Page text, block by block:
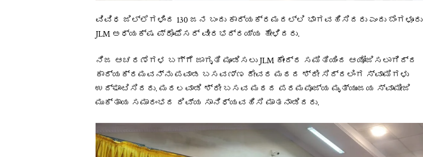
ವಿವಿಧ ಜಿಲ್ಲೆಗಳಿಂದ 130 ಜನ ಬಂದು ಕಾರ್ಯಕ್ರಮದಲ್ಲಿ ಭಾಗವಹಿಸಿದರು ಎಂದು ಬೆಂಗಳೂರು
JLM ಅಧ್ಯಕ್ಷ ಪ್ರೊಫೆಸರ್ ವೀರಭದ್ರಯ್ಯ ಹೇಳಿದರು.
ನಿಜ ಆಚರಣೆಗಳ ಬಗ್ಗೆ ಜಾಗೃತಿ ಮೂಡಿಸಲು JLM ಕೇಂದ್ರ ಸಮಿತಿಯಿಂದ ಆಯೋಜಿಸಲಾಗಿದ್ದ
ಕಾರ್ಯಕ್ರಮವನ್ನು ಪವಾಡ ಬಸವಣ್ಣ ದೇವರ ಮಠದ ಶ್ರೀ ಸಿದ್ದಲಿಂಗ ಸ್ವಾಮಿಗಳು
ಉದ್ಘಾಟಿಸಿದರು. ಮರಲವಾಡಿ ಶ್ರೀ ಬಸವ ಮಠದ ಪರಮಪೂಜ್ಯ ಮೃತ್ಯುಂಜಯ ಸ್ವಾಮೀಜಿ
ಮುಕ್ತಾಯ ಸಮಾರಂಭದ ದಿವ್ಯ ಸಾನಿಧ್ಯವಹಿಸಿ ಮಾತನಾಡಿದರು.